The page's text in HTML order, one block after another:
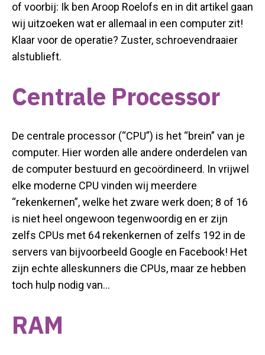
of voorbij: Ik ben Aroop Roelofs en in dit artikel gaan
wij uitzoeken wat er allemaal in een computer zit!
Klaar voor de operatie? Zuster, schroevendraaier
alstublieft.
Centrale Processor
De centrale processor (“CPU”) is het “brein” van je
computer. Hier worden alle andere onderdelen van
de computer bestuurd en gecoördineerd. In vrijwel
elke moderne CPU vinden wij meerdere
“rekenkernen”, welke het zware werk doen; 8 of 16
is niet heel ongewoon tegenwoordig en er zijn
zelfs CPUs met 64 rekenkernen of zelfs 192 in de
servers van bijvoorbeeld Google en Facebook! Het
zijn echte alleskunners die CPUs, maar ze hebben
toch hulp nodig van…
RAM